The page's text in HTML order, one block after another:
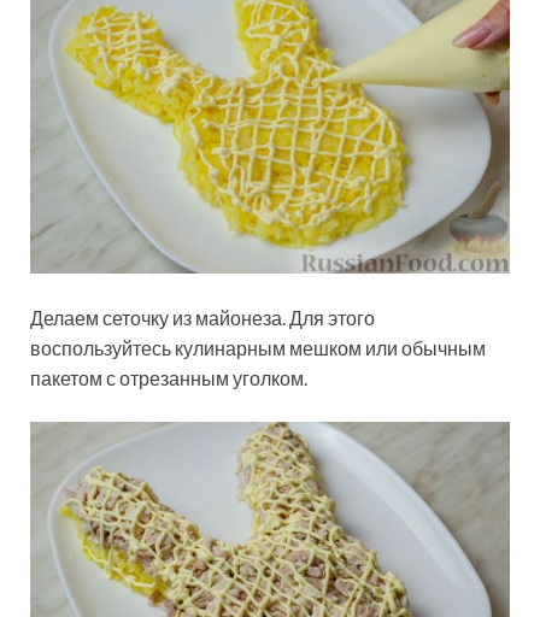
Делаем сеточку из майонеза. Для этого
воспользуйтесь кулинарным мешком или обычным
пакетом с отрезанным уголком.